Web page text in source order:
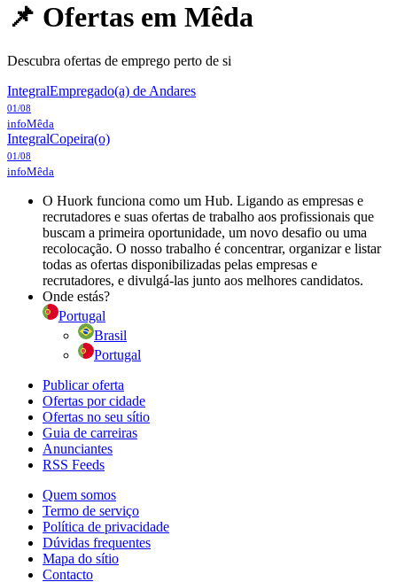
📌 Ofertas em Mêda
Descubra ofertas de emprego perto de si
IntegralEmpregado(a) de Andares
01/08
infoMêda
IntegralCopeira(o)
01/08
infoMêda
O Huork funciona como um Hub. Ligando as empresas e
recrutadores e suas ofertas de trabalho aos profissionais que
buscam a primeira oportunidade, um novo desafio ou uma
recolocação. O nosso trabalho é concentrar, organizar e listar
todas as ofertas disponibilizadas pelas empresas e
recrutadores, e divulgá-las junto aos melhores candidatos.
Onde estás?
Portugal
Brasil
Portugal
Publicar oferta
Ofertas por cidade
Ofertas no seu sítio
Guia de carreiras
Anunciantes
RSS Feeds
Quem somos
Termo de serviço
Política de privacidade
Dúvidas frequentes
Mapa do sítio
Contacto